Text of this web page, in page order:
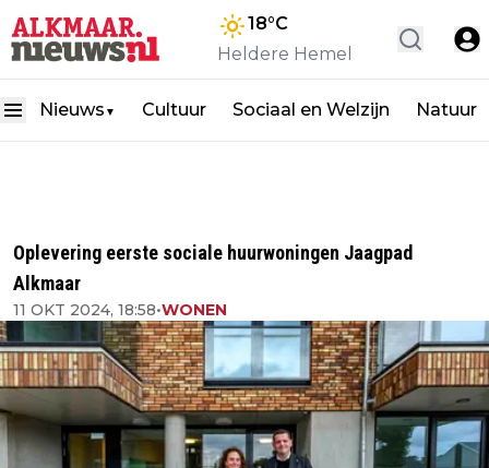
18°C
Heldere Hemel
Nieuws ▼ Cultuur Sociaal en Welzijn Natuur
Oplevering eerste sociale huurwoningen Jaagpad
Alkmaar
11 OKT 2024, 18:58•WONEN